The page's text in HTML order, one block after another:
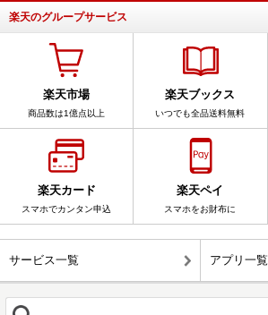
楽天のグループサービス
楽天市場
商品数は1億点以上
楽天ブックス
いつでも全品送料無料
楽天カード
スマホでカンタン申込
楽天ペイ
スマホをお財布に
サービス一覧 アプリ一覧